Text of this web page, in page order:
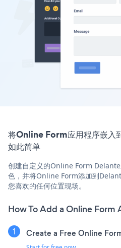
将Online Form应用程序嵌入
如此简单
创建自定义的Online Form
色，并将Online Form添加到
您喜欢的任何位置现场。
How To Add a Online Form
Create a Free Online